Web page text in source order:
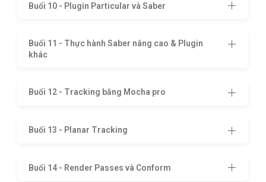
Buổi 10 - Plugin Particular và Saber
Buổi 11 - Thực hành Saber nâng cao & Plugin
khác
Buổi 12 - Tracking bằng Mocha pro
Buổi 13 - Planar Tracking
Buổi 14 - Render Passes và Conform